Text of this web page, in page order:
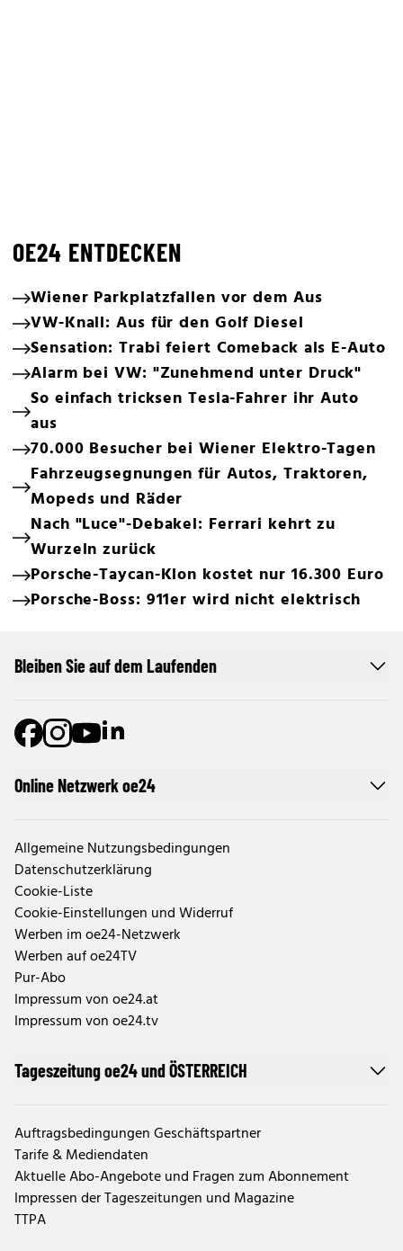
OE24 ENTDECKEN
Wiener Parkplatzfallen vor dem Aus
VW-Knall: Aus für den Golf Diesel
Sensation: Trabi feiert Comeback als E-Auto
Alarm bei VW: "Zunehmend unter Druck"
So einfach tricksen Tesla-Fahrer ihr Auto
aus
70.000 Besucher bei Wiener Elektro-Tagen
Fahrzeugsegnungen für Autos, Traktoren,
Mopeds und Räder
Nach "Luce"-Debakel: Ferrari kehrt zu
Wurzeln zurück
Porsche-Taycan-Klon kostet nur 16.300 Euro
Porsche-Boss: 911er wird nicht elektrisch
Online Netzwerk oe24
Allgemeine Nutzungsbedingungen
Datenschutzerklärung
Cookie-Liste
Cookie-Einstellungen und Widerruf
Werben im oe24-Netzwerk
Werben auf oe24TV
Pur-Abo
Impressum von oe24.at
Impressum von oe24.tv
Tageszeitung oe24 und ÖSTERREICH
Auftragsbedingungen Geschäftspartner
Tarife & Mediendaten
Aktuelle Abo-Angebote und Fragen zum Abonnement
Impressen der Tageszeitungen und Magazine
TTPA
Bleiben Sie auf dem Laufenden